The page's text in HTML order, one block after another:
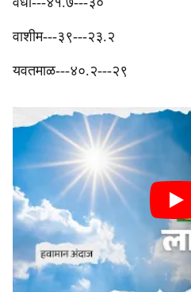
‎वाशीम---३९---२३.२
‎यवतमाळ---४०.२---२९